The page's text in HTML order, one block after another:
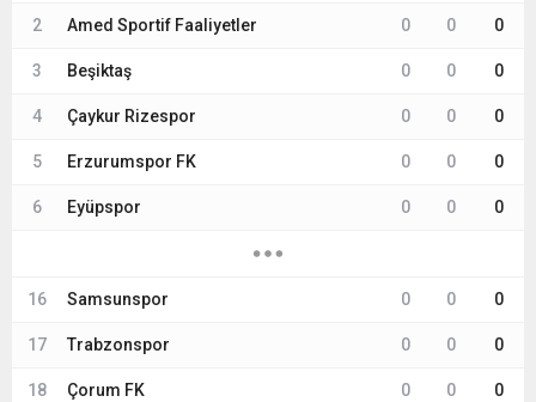
2 Amed Sportif Faaliyetler 0 0 0
3 Beşiktaş 0 0 0
4 Çaykur Rizespor 0 0 0
5 Erzurumspor FK 0 0 0
6 Eyüpspor 0 0 0
16 Samsunspor 0 0 0
17 Trabzonspor 0 0 0
18 Çorum FK 0 0 0